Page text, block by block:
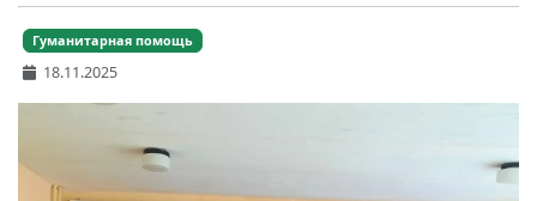
Гуманитарная помощь
18.11.2025